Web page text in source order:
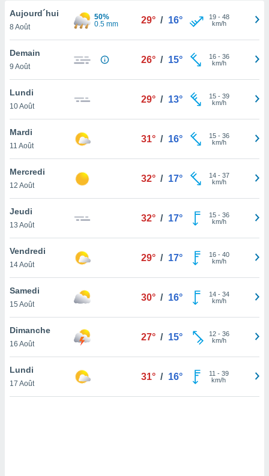
et
»,
au
vous
ou
de
ainsi
un
du
en
de
Aujourd´hui
8 Août
50%
0.5 mm
29° / 16° 19- 48
km/h
Demain
9 Août
26° / 15° 16- 36
km/h
Lundi
10 Août
29° / 13° 15- 39
km/h
Mardi
11 Août
31° / 16° 15- 36
km/h
Mercredi
12 Août
32° / 17° 14- 37
km/h
Jeudi
13 Août
32° / 17° 15- 36
km/h
Vendredi
14 Août
29° / 17° 16- 40
km/h
Samedi
15 Août
30° / 16° 14- 34
km/h
Dimanche
16 Août
27° / 15° 12- 36
km/h
Lundi
17 Août
31° / 16° 11 - 39
km/h